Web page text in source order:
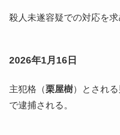
殺人未遂容疑での対応を求
2026年1月16日
主犯格（栗屋樹）とされ
で逮捕される。